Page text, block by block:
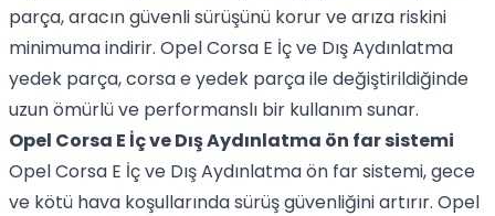
parça, aracın güvenli sürüşünü korur ve arıza riskini
minimuma indirir. Opel Corsa E İç ve Dış Aydınlatma
yedek parça, corsa e yedek parça ile değiştirildiğinde
uzun ömürlü ve performanslı bir kullanım sunar.
Opel Corsa E İç ve Dış Aydınlatma ön far sistemi
Opel Corsa E İç ve Dış Aydınlatma ön far sistemi, gece
ve kötü hava koşullarında sürüş güvenliğini artırır. Opel